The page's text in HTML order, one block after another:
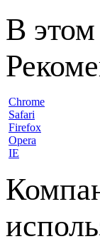
В этом
Chrome
Safari
Firefox
Opera
IE